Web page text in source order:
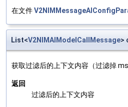
在文件
List<V2NIMAIModelCallMessage>
获取过滤后的上下文内容（过滤掉
返回
过滤后的上下文内容